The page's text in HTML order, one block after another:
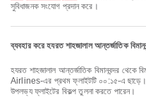
সুবিধাজনক সংযোগ প্রদান করে।
ব্যবহার করে হযরত শাহজালাল আন্তর্জাতিক
হযরত শাহজালাল আন্তর্জাতিক বিমানবন্দর থেকে বিমান বাংলাদেশ এয়ারলাইন্স / Biman Bangladesh
Airlines-এর প্রথম ফ্লাইটটি ০০:১৫-এ
উপলভ্য ফ্লাইটের বিকল্প তুলনা করতে পারেন।